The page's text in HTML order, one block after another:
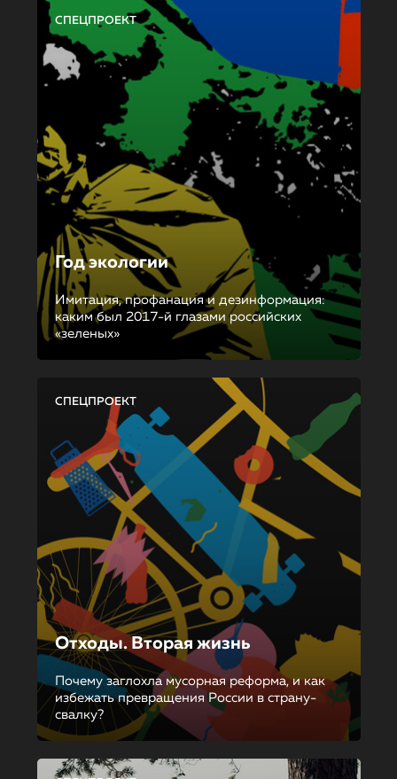
СПЕЦПРОЕКТ
Год экологии
Имитация, профанация и дезинформация:
каким был 2017-й глазами российских
«зеленых»
СПЕЦПРОЕКТ
Отходы. Вторая жизнь
Почему заглохла мусорная реформа, и как
избежать превращения России в страну-
свалку?